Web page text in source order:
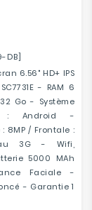
DB]
6.56" HD+ IPS
- RAM 6
Go - Système
: Android -
8MP / Frontale :
3G - Wifi,
5000 MAh
Faciale -
- Garantie 1